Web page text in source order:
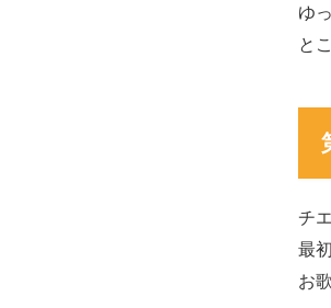
ゆ
と
チ
最
お